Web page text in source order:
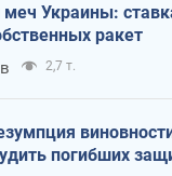
Украины:
ракет
2,7 т.
погибших